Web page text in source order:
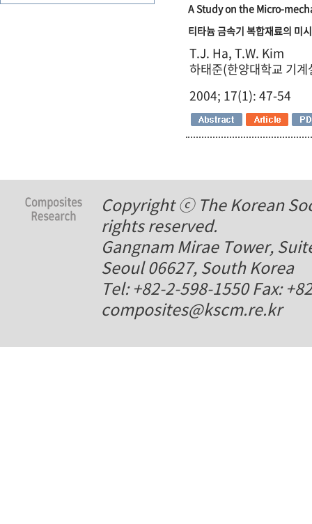
A Study on the Micro-
티타늄 금속기 복합재료의 미
T.J. Ha, T.W. Kim
하태준(한양대학교 기
2004; 17(1): 47-54
Copyright ⓒ The Korean
rights reserved.
Gangnam Mirae Tower,
Seoul 06627, South Korea
Tel: +82-2-598-1550 Fax:
composites@kscm.re.kr